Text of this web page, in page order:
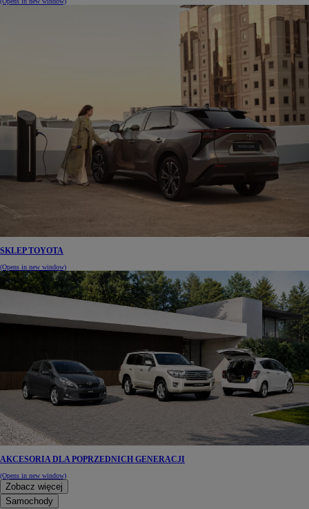
SKLEP TOYOTA
(Opens in new window)
AKCESORIA DLA POPRZEDNICH GENERACJI
(Opens in new window)
Zobacz więcej
Samochody